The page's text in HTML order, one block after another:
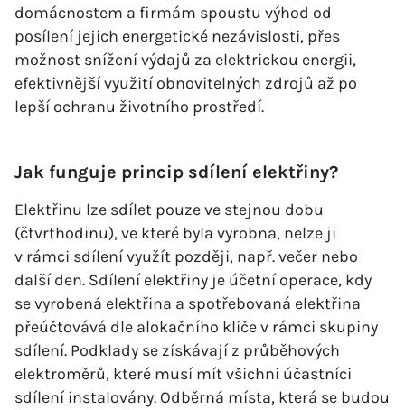
domácnostem a firmám spoustu výhod od
posílení jejich energetické nezávislosti, přes
možnost snížení výdajů za elektrickou energii,
efektivnější využití obnovitelných zdrojů až po
lepší ochranu životního prostředí.
Jak funguje princip sdílení elektřiny?
Elektřinu lze sdílet pouze ve stejnou dobu
(čtvrthodinu), ve které byla vyrobna, nelze ji
v rámci sdílení využít později, např. večer nebo
další den. Sdílení elektřiny je účetní operace, kdy
se vyrobená elektřina a spotřebovaná elektřina
přeúčtovává dle alokačního klíče v rámci skupiny
sdílení. Podklady se získávají z průběhových
elektroměrů, které musí mít všichni účastníci
sdílení instalovány. Odběrná místa, která se budou